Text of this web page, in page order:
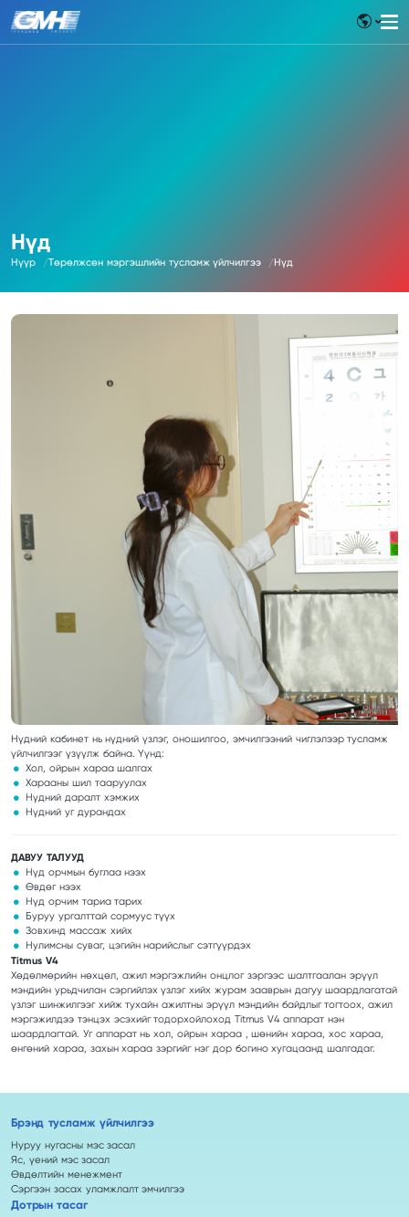
Нүд
Нүүр Төрөлжсөн мэргэшлийн тусламж үйлчилгээ Нүд
Нүдний кабинет нь нүдний үзлэг, оношилгоо, эмчилгээний чиглэлээр тусламж
үйлчилгээг үзүүлж байна. Үүнд:
Хол, ойрын хараа шалгах
Харааны шил тааруулах
Нүдний даралт хэмжих
Нүдний уг дурандах
ДАВУУ ТАЛУУД
Нүд орчмын буглаа нээх
Өвдөг нээх
Нүд орчим тариа тарих
Буруу ургалттай сормуус түүх
Зовхинд массаж хийх
Нулимсны суваг, цэгийн нарийслыг сэтгүүрдэх
Titmus V4
Хөдөлмөрийн нөхцөл, ажил мэргэжлийн онцлог зэргээс шалтгаалан эрүүл
мэндийн урьдчилан сэргийлэх үзлэг хийх журам зааврын дагуу шаардлагатай
үзлэг шинжилгээг хийж тухайн ажилтны эрүүл мэндийн байдлыг тогтоох, ажил
мэргэжилдээ тэнцэх эсэхийг тодорхойлоход Titmus V4 аппарат нэн
шаардлагтай. Уг аппарат нь хол, ойрын хараа , шөнийн хараа, хос хараа,
өнгөний хараа, захын хараа зэргийг нэг дор богино хугацаанд шалгадаг.
Брэнд тусламж үйлчилгээ
Нуруу нугасны мэс засал
Яс, үений мэс засал
Өвдөлтийн менежмент
Сэргээн засах уламжлалт эмчилгээ
Дотрын тасаг